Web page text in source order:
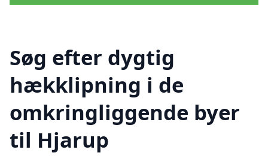
Søg efter dygtig
hækklipning i de
omkringliggende byer
til Hjarup